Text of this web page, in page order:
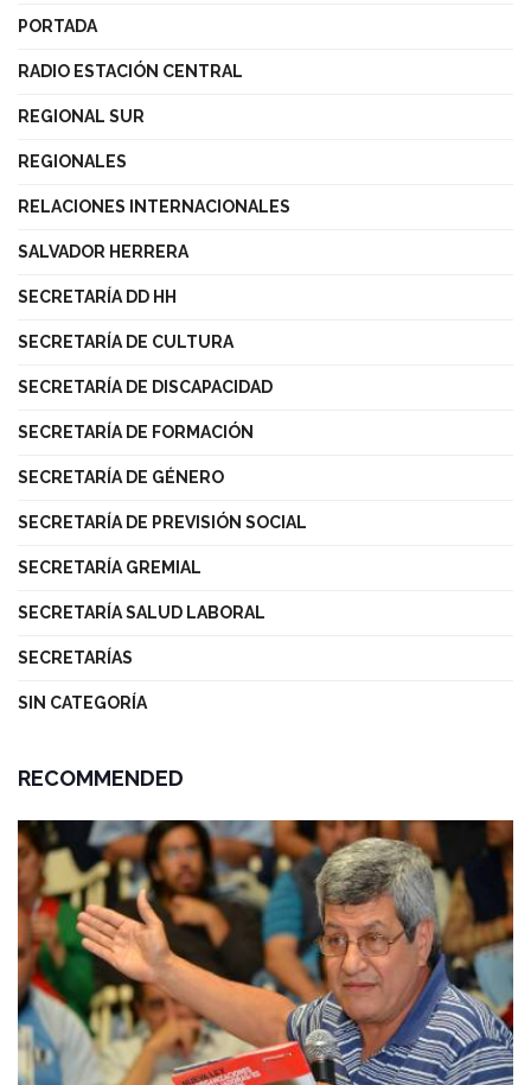
PORTADA
RADIO ESTACIÓN CENTRAL
REGIONAL SUR
REGIONALES
RELACIONES INTERNACIONALES
SALVADOR HERRERA
SECRETARÍA DD HH
SECRETARÍA DE CULTURA
SECRETARÍA DE DISCAPACIDAD
SECRETARÍA DE FORMACIÓN
SECRETARÍA DE GÉNERO
SECRETARÍA DE PREVISIÓN SOCIAL
SECRETARÍA GREMIAL
SECRETARÍA SALUD LABORAL
SECRETARÍAS
SIN CATEGORÍA
RECOMMENDED